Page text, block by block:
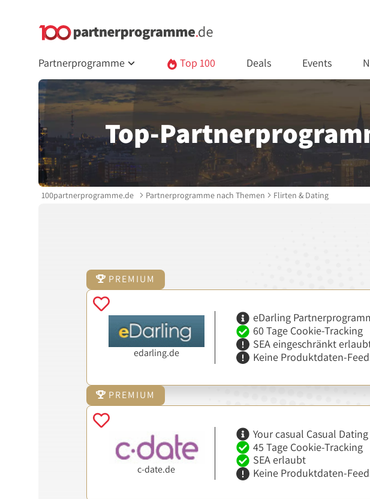
Partnerprogramme Top 100 Deals Events
Top-
100partnerprogramme.de Partnerprogramme nach Themen Flirten & Dating
PREMIUM
edarling.de
eDarling
60 Tage Cookie-Tracking
SEA eingeschränkt
Keine Produktdaten-
PREMIUM
c-date.de
Your casual Casual
45 Tage Cookie-Tracking
SEA erlaubt
Keine Produktdaten-